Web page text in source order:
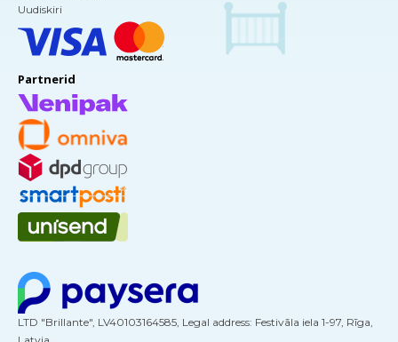
Uudiskiri
Partnerid
LTD "Brillante", LV40103164585, Legal address: Festivāla iela 1-97, Rīga,